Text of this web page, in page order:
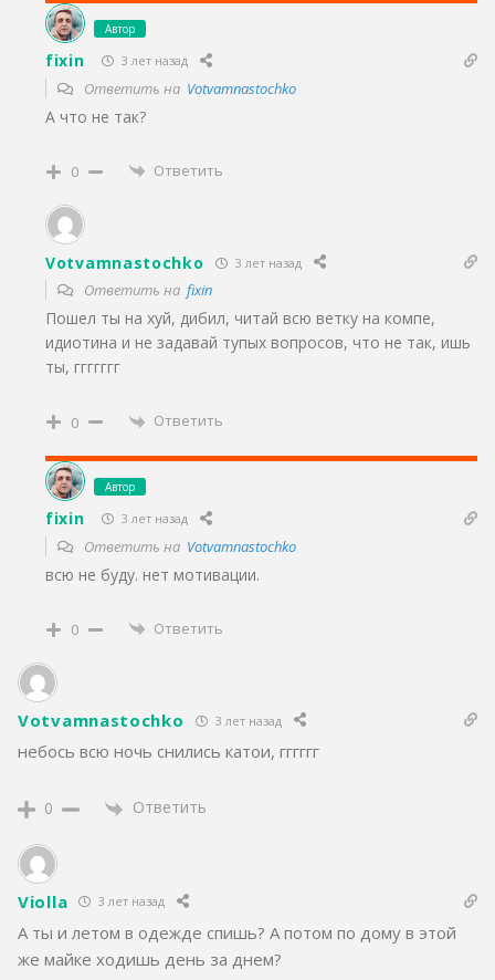
Автор
fixin 3 лет назад
Ответить на Votvamnastochko
А что не так?
0 Ответить
Votvamnastochko 3 лет назад
Ответить на fixin
Пошел ты на хуй, дибил, читай всю ветку на компе,
идиотина и не задавай тупых вопросов, что не так, ишь
ты, ггггггг
0 Ответить
Автор
fixin 3 лет назад
Ответить на Votvamnastochko
всю не буду. нет мотивации.
0 Ответить
Votvamnastochko 3 лет назад
небось всю ночь снились катои, гггггг
0 Ответить
Violla 3 лет назад
А ты и летом в одежде спишь? А потом по дому в этой
же майке ходишь день за днем?